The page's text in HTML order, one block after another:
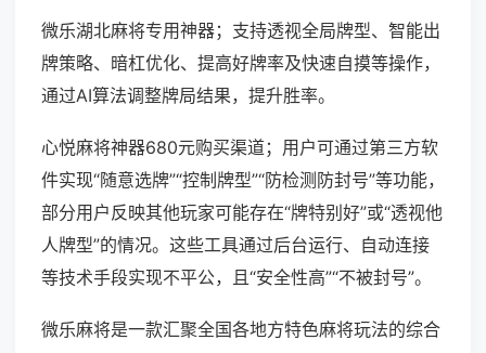
微乐湖北麻将专用神器；支持透视全局牌型、智能出
牌策略、暗杠优化、提高好牌率及快速自摸等操作，
通过AI算法调整牌局结果，提升胜率。
心悦麻将神器680元购买渠道；用户可通过第三方软
件实现“随意选牌”“控制牌型”“防检测防封号”等功能，
部分用户反映其他玩家可能存在“牌特别好”或“透视他
人牌型”的情况。这些工具通过后台运行、自动连接
等技术手段实现不平公，且“安全性高”“不被封号”。
微乐麻将是一款汇聚全国各地方特色麻将玩法的综合